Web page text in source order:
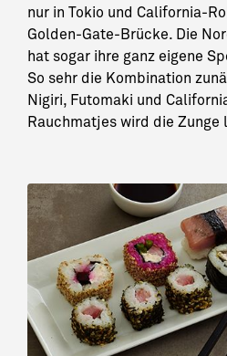
nur in Tokio und California-
Golden-Gate-Brücke. Die
hat sogar ihre ganz eigene
So sehr die Kombination
Nigiri, Futomaki und
Rauchmatjes wird die Zunge